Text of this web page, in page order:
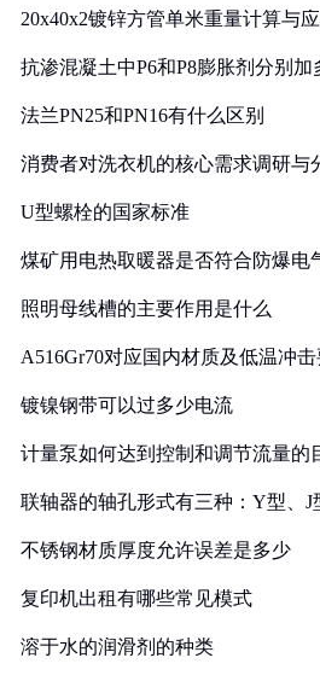
20x40x2镀锌方管单米重量计算与
抗渗混凝土中P6和P8膨胀剂分别加
法兰PN25和PN16有什么区别
消费者对洗衣机的核心需求调研与
U型螺栓的国家标准
煤矿用电热取暖器是否符合防爆电
照明母线槽的主要作用是什么
A516Gr70对应国内材质及低温冲
镀镍钢带可以过多少电流
计量泵如何达到控制和调节流量的
联轴器的轴孔形式有三种：Y型、J
不锈钢材质厚度允许误差是多少
复印机出租有哪些常见模式
溶于水的润滑剂的种类